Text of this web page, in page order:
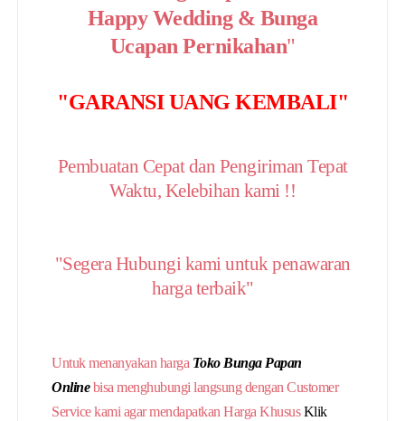
Happy Wedding & Bunga
Ucapan Pernikahan"
"GARANSI UANG KEMBALI"
Pembuatan Cepat dan Pengiriman Tepat
Waktu, Kelebihan kami !!
"Segera Hubungi kami untuk penawaran
harga terbaik"
Untuk menanyakan harga Toko Bunga Papan
Online bisa menghubungi langsung dengan Customer
Service kami agar mendapatkan Harga KhususKlik